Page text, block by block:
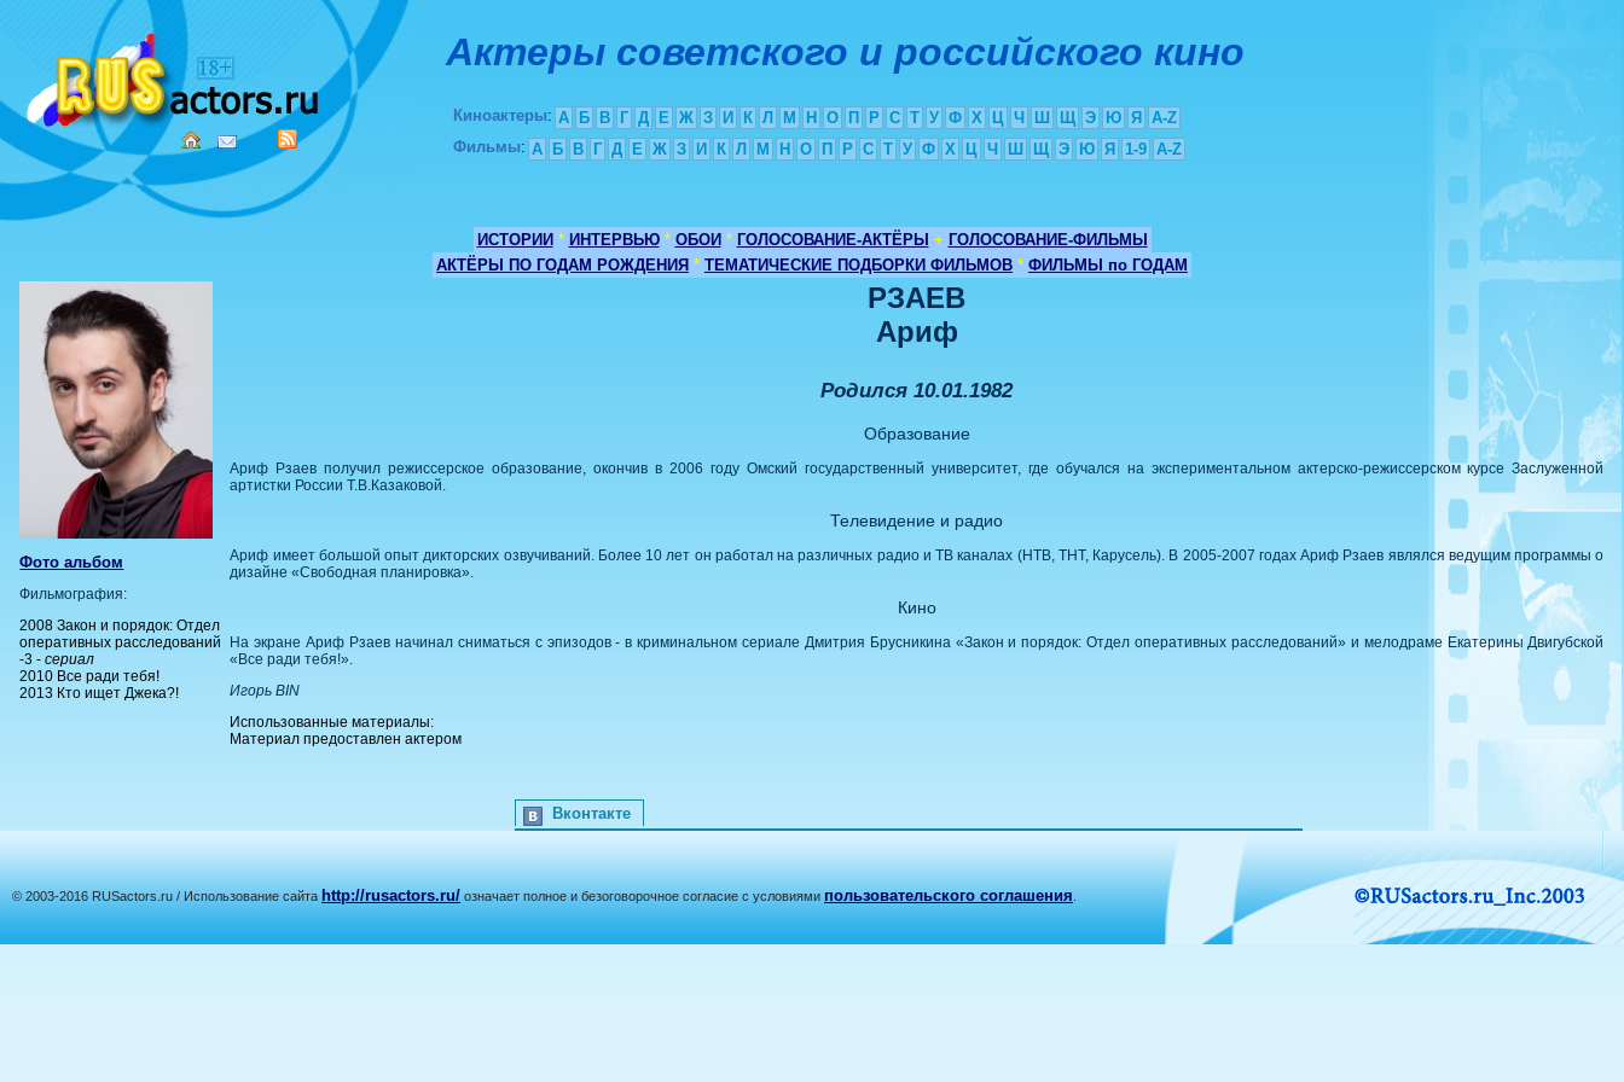
Актеры советского и российского кино
Киноактеры: А Б В Г Д Е Ж З И К Л М Н О П Р С Т У Ф Х Ц Ч Ш Щ Э Ю Я
A-Z
Фильмы: А Б В Г Д Е Ж З И К Л М Н О П Р С Т У Ф Х Ц Ч Ш Щ Э Ю Я 1-9 A-Z
ИСТОРИИ * ИНТЕРВЬЮ * ОБОИ * ГОЛОСОВАНИЕ-АКТЁРЫ + ГОЛОСОВАНИЕ-ФИЛЬМЫ
АКТЁРЫ ПО ГОДАМ РОЖДЕНИЯ * ТЕМАТИЧЕСКИЕ ПОДБОРКИ ФИЛЬМОВ * ФИЛЬМЫ по ГОДАМ
Фото альбом
Фильмография:
2008 Закон и порядок: Отдел
оперативных расследований
-3 -сериал
2010 Все ради тебя!
2013 Кто ищет Джека?!
РЗАЕВ
Ариф
Родился 10.01.1982
Образование
Ариф Рзаев получил режиссерское образование, окончив в 2006 году Омский государственный университет, где обучался на экспериментальном актерско-режиссерском курсе Заслуженной
артистки России Т.В.Казаковой.
Телевидение и радио
Ариф имеет большой опыт дикторских озвучиваний. Более 10 лет он работал на различных радио и ТВ каналах (НТВ, ТНТ, Карусель). В 2005-2007 годах Ариф Рзаев являлся ведущим программы о
дизайне «Свободная планировка».
Кино
На экране Ариф Рзаев начинал сниматься с эпизодов - в криминальном сериале Дмитрия Брусникина «Закон и порядок: Отдел оперативных расследований» и мелодраме Екатерины Двигубской
«Все ради тебя!».
Игорь BIN
Использованные материалы:
Материал предоставлен актером
Вконтакте
© 2003-2016 RUSactors.ru / Использование сайта http://rusactors.ru/ означает полное и безоговорочное согласие с условиями пользовательского соглашения